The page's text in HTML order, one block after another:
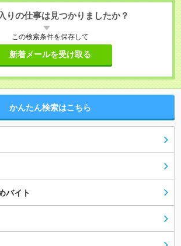
りの仕事は見つかりましたか？
この検索条件を保存して
新着メールを受け取る
かんたん検索はこちら
バイト